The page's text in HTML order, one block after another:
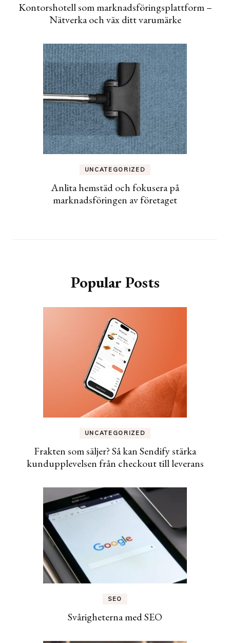
Kontorshotell som marknadsföringsplattform –
Nätverka och väx ditt varumärke
UNCATEGORIZED
Anlita hemstäd och fokusera på
marknadsföringen av företaget
Popular Posts
UNCATEGORIZED
Frakten som säljer? Så kan Sendify stärka
kundupplevelsen från checkout till leverans
SEO
Svårigheterna med SEO